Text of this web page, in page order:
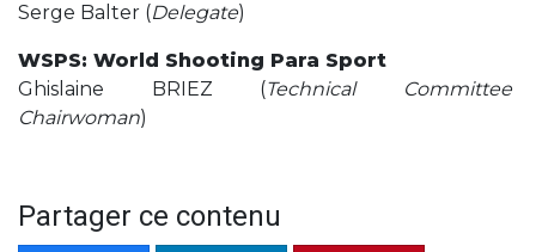
Serge Balter (Delegate)
WSPS: World Shooting Para Sport
Ghislaine BRIEZ (Technical Committee
Chairwoman)
Partager ce contenu